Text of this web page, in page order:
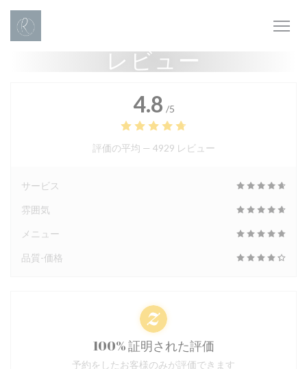
クッキー利用の管理について
レビュー
4.8 /5
評価の平均 — 4929 レビュー
サービス
雰囲気
メニュー
品質-価格
100% 証明された評価
予約をしたお客様のみが評価できます